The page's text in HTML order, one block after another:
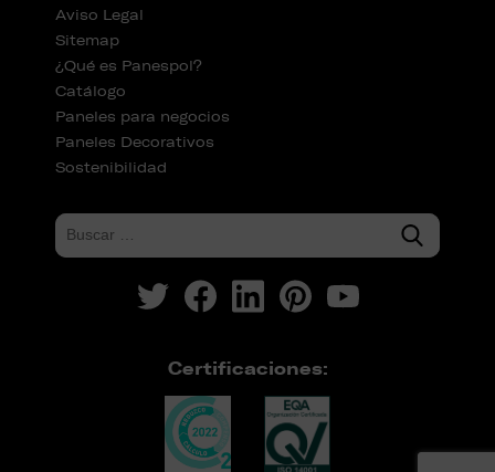
Aviso Legal
Sitemap
¿Qué es Panespol?
Catálogo
Paneles para negocios
Paneles Decorativos
Sostenibilidad
Certificaciones: